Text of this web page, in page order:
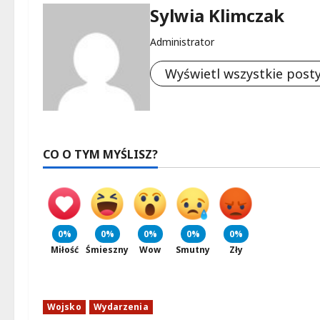
Sylwia Klimczak
Administrator
Wyświetl wszystkie
CO O TYM MYŚLISZ?
0%
Miłość
0%
Śmieszny
0%
Wow
0%
Smutny
0%
Zły
Wojsko Wydarzenia